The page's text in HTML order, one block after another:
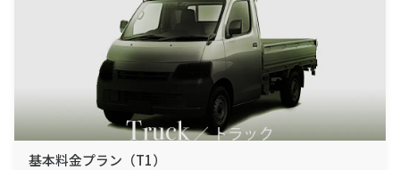
基本料金プラン（T1）